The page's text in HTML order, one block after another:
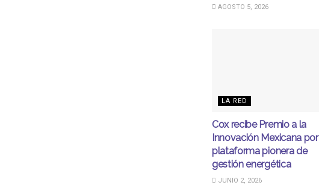
AGOSTO 5, 2026
LA RED
Cox recibe Premio a la
Innovación Mexicana por
plataforma pionera de
gestión energética
JUNIO 2, 2026